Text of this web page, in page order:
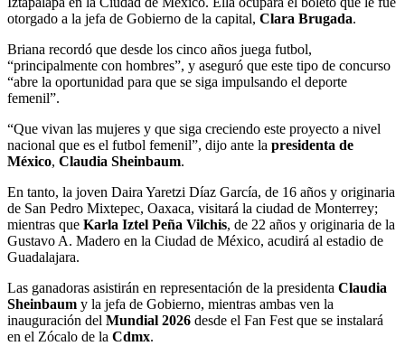
otorgado a la jefa de Gobierno de la capital, Clara Brugada.
Briana recordó que desde los cinco años juega futbol,
“principalmente con hombres”, y aseguró que este tipo de concurso
“abre la oportunidad para que se siga impulsando el deporte
femenil”.
“Que vivan las mujeres y que siga creciendo este proyecto a nivel
nacional que es el futbol femenil”, dijo ante la presidenta de
México, Claudia Sheinbaum.
En tanto, la joven Daira Yaretzi Díaz García, de 16 años y originaria
de San Pedro Mixtepec, Oaxaca, visitará la ciudad de Monterrey;
mientras que Karla Iztel Peña Vilchis, de 22 años y originaria de la
Gustavo A. Madero en la Ciudad de México, acudirá al estadio de
Guadalajara.
Las ganadoras asistirán en representación de la presidenta Claudia
Sheinbaum y la jefa de Gobierno, mientras ambas ven la
inauguración del Mundial 2026 desde el Fan Fest que se instalará
en el Zócalo de la Cdmx.